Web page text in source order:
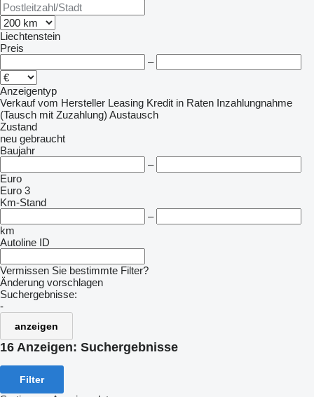
Liechtenstein
Preis
–
Anzeigentyp
Verkauf vom Hersteller Leasing Kredit in Raten Inzahlungnahme
(Tausch mit Zuzahlung) Austausch
Zustand
neu gebraucht
Baujahr
–
Euro
Euro 3
Km-Stand
–
km
Autoline ID
Vermissen Sie bestimmte Filter?
Änderung vorschlagen
Suchergebnisse:
-
anzeigen
16 Anzeigen: Suchergebnisse
Filter